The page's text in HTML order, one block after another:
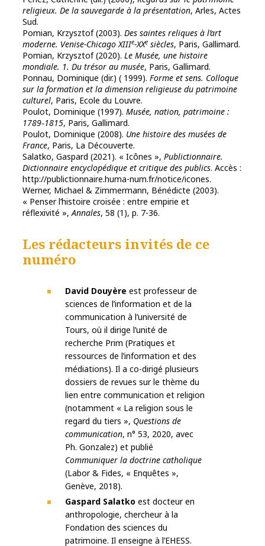
religieux. De la sauvegarde à la présentation, Arles, Actes
Sud.
Pomian, Krzysztof (2003). Des saintes reliques à l’art
moderne. Venise-Chicago XIIIe-XXe siècles, Paris, Gallimard.
Pomian, Krzysztof (2020). Le Musée, une histoire
mondiale. 1. Du trésor au musée, Paris, Gallimard.
Ponnau, Dominique (dir.) ( 1999). Forme et sens. Colloque
sur la formation et la dimension religieuse du patrimoine
culturel, Paris, Ecole du Louvre.
Poulot, Dominique (1997). Musée, nation, patrimoine :
1789‑1815, Paris, Gallimard.
Poulot, Dominique (2008). Une histoire des musées de
France, Paris, La Découverte.
Salatko, Gaspard (2021). « Icônes », Publictionnaire.
Dictionnaire encyclopédique et critique des publics. Accès :
http://publictionnaire.huma-num.fr/notice/icones.
Werner, Michael & Zimmermann, Bénédicte (2003).
« Penser l’histoire croisée : entre empirie et
réflexivité »,Annales, 58 (1), p. 7-36.
Les rédacteurs invités de ce
numéro
David Douyère est professeur de
sciences de l’information et de la
communication à l’université de
Tours, où il dirige l’unité de
recherche Prim (Pratiques et
ressources de l’information et des
médiations). Il a co-dirigé plusieurs
dossiers de revues sur le thème du
lien entre communication et religion
(notamment « La religion sous le
regard du tiers », Questions de
communication, n° 53, 2020, avec
Ph. Gonzalez) et publié
Communiquer la doctrine catholique
(Labor & Fides, « Enquêtes »,
Genève, 2018).
Gaspard Salatko est docteur en
anthropologie, chercheur à la
Fondation des sciences du
patrimoine. Il enseigne à l’EHESS.